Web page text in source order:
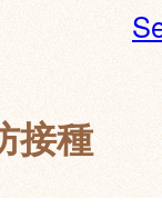
接種